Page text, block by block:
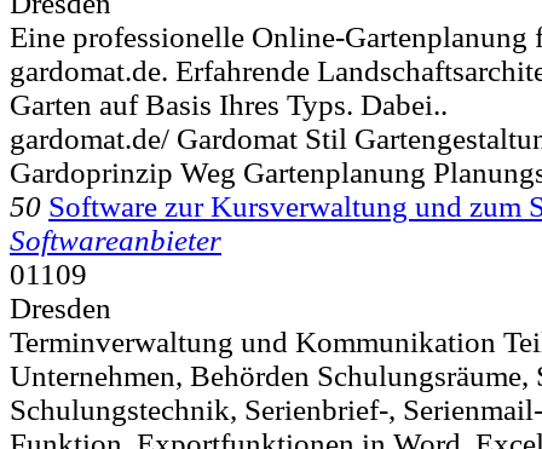
Eine professionelle Online-Gartenplanung
gardomat.de. Erfahrende
Garten auf Basis Ihres Typs. Dabei..
gardomat.de/ Gardomat Stil
Gardoprinzip Weg Gartenplanung
50 Software zur Kursverwaltung und zum
Softwareanbieter
01109
Dresden
Terminverwaltung und Kommunikation
Unternehmen, Behörden Schulungsräume,
Schulungstechnik, Serienbrief-,